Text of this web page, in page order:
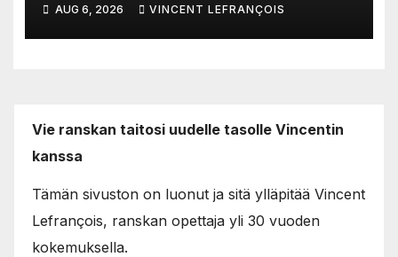
AUG 6, 2026 VINCENT LEFRANÇOIS
Vie ranskan taitosi uudelle tasolle Vincentin
kanssa
Tämän sivuston on luonut ja sitä ylläpitää Vincent
Lefrançois, ranskan opettaja yli 30 vuoden
kokemuksella.